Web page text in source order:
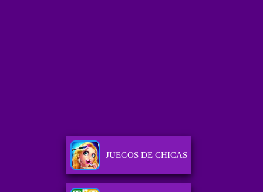
JUEGOS DE CHICAS